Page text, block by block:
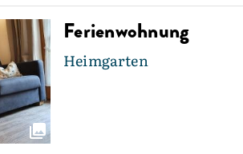
Ferienwohnung
Heimgarten